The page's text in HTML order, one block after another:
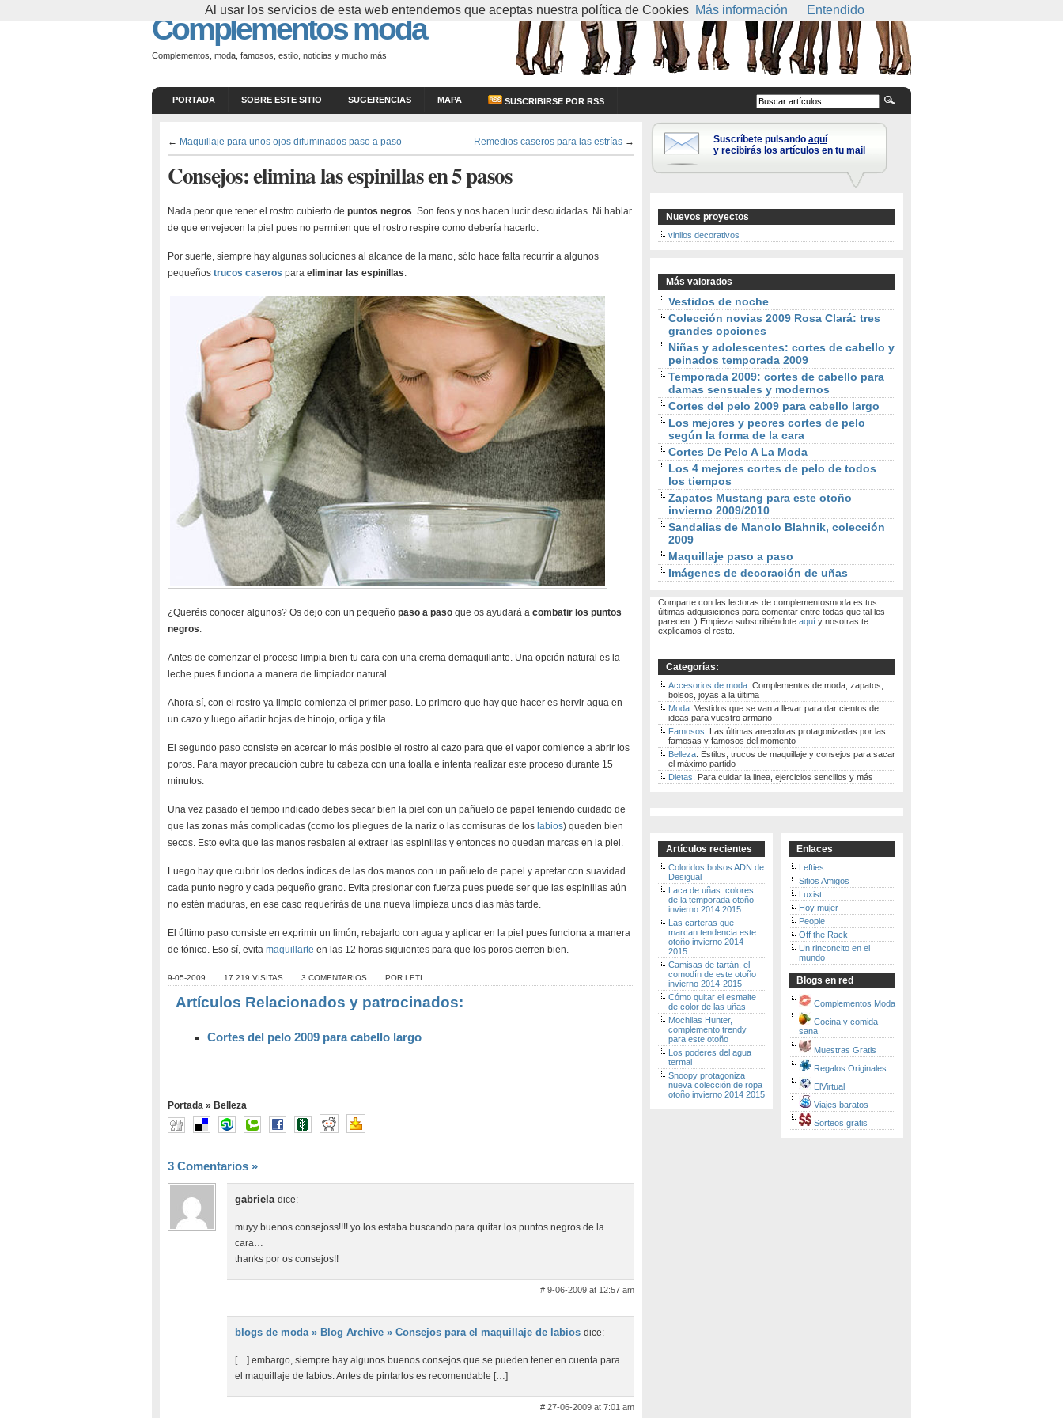
Complementos moda
Complementos, moda, famosos, estilo, noticias y mucho más
PORTADA SOBRE ESTE SITIO SUGERENCIAS MAPA SUSCRIBIRSE POR RSS
← Maquillaje para unos ojos difuminados paso a paso Remedios caseros para las estrías →
Consejos: elimina las espinillas en 5 pasos
Nada peor que tener el rostro cubierto de puntos negros. Son feos y nos hacen lucir descuidadas. Ni hablar
de que envejecen la piel pues no permiten que el rostro respire como debería hacerlo.
Por suerte, siempre hay algunas soluciones al alcance de la mano, sólo hace falta recurrir a algunos
pequeños trucos caseros para eliminar las espinillas.
¿Queréis conocer algunos? Os dejo con un pequeño paso a paso que os ayudará a combatir los puntos
negros.
Antes de comenzar el proceso limpia bien tu cara con una crema demaquillante. Una opción natural es la
leche pues funciona a manera de limpiador natural.
Ahora sí, con el rostro ya limpio comienza el primer paso. Lo primero que hay que hacer es hervir agua en
un cazo y luego añadir hojas de hinojo, ortiga y tila.
El segundo paso consiste en acercar lo más posible el rostro al cazo para que el vapor comience a abrir los
poros. Para mayor precaución cubre tu cabeza con una toalla e intenta realizar este proceso durante 15
minutos.
Una vez pasado el tiempo indicado debes secar bien la piel con un pañuelo de papel teniendo cuidado de
que las zonas más complicadas (como los pliegues de la nariz o las comisuras de los labios) queden bien
secos. Esto evita que las manos resbalen al extraer las espinillas y entonces no quedan marcas en la piel.
Luego hay que cubrir los dedos índices de las dos manos con un pañuelo de papel y apretar con suavidad
cada punto negro y cada pequeño grano. Evita presionar con fuerza pues puede ser que las espinillas aún
no estén maduras, en ese caso requerirás de una nueva limpieza unos días más tarde.
El último paso consiste en exprimir un limón, rebajarlo con agua y aplicar en la piel pues funciona a manera
de tónico. Eso sí, evita maquillarte en las 12 horas siguientes para que los poros cierren bien.
9-05-2009 17.219 VISITAS 3 COMENTARIOS POR LETI
Artículos Relacionados y patrocinados:
Cortes del pelo 2009 para cabello largo
Portada » Belleza
3 Comentarios »
gabriela dice:
muyy buenos consejoss!!!! yo los estaba buscando para quitar los puntos negros de la
cara…
thanks por os consejos!!
# 9-06-2009 at 12:57 am
blogs de moda » Blog Archive » Consejos para el maquillaje de labios dice:
[…] embargo, siempre hay algunos buenos consejos que se pueden tener en cuenta para
el maquillaje de labios. Antes de pintarlos es recomendable […]
# 27-06-2009 at 7:01 am
Suscríbete pulsando aquí
y recibirás los artículos en tu mail
Nuevos proyectos
vinilos decorativos
Más valorados
Vestidos de noche
Colección novias 2009 Rosa Clará: tres
grandes opciones
Niñas y adolescentes: cortes de cabello y
peinados temporada 2009
Temporada 2009: cortes de cabello para
damas sensuales y modernos
Cortes del pelo 2009 para cabello largo
Los mejores y peores cortes de pelo
según la forma de la cara
Cortes De Pelo A La Moda
Los 4 mejores cortes de pelo de todos
los tiempos
Zapatos Mustang para este otoño
invierno 2009/2010
Sandalias de Manolo Blahnik, colección
2009
Maquillaje paso a paso
Imágenes de decoración de uñas
Comparte con las lectoras de complementosmoda.es tus
últimas adquisiciones para comentar entre todas que tal les
parecen :) Empieza subscribiéndote aquí y nosotras te
explicamos el resto.
Categorías:
Accesorios de moda . Complementos de moda, zapatos,
bolsos, joyas a la última
Moda . Vestidos que se van a llevar para dar cientos de
ideas para vuestro armario
Famosos . Las últimas anecdotas protagonizadas por las
famosas y famosos del momento
Belleza . Estilos, trucos de maquillaje y consejos para sacar
el máximo partido
Dietas . Para cuidar la linea, ejercicios sencillos y más
Artículos recientes
Coloridos bolsos ADN de
Desigual
Laca de uñas: colores
de la temporada otoño
invierno 2014 2015
Las carteras que
marcan tendencia este
otoño invierno 2014-
2015
Camisas de tartán, el
comodín de este otoño
invierno 2014-2015
Cómo quitar el esmalte
de color de las uñas
Mochilas Hunter,
complemento trendy
para este otoño
Los poderes del agua
termal
Snoopy protagoniza
nueva colección de ropa
otoño invierno 2014 2015
Enlaces
Lefties
Sitios Amigos
Luxist
Hoy mujer
People
Off the Rack
Un rinconcito en el
mundo
Blogs en red
Complementos Moda
Cocina y comida
sana
Muestras Gratis
Regalos Originales
ElVirtual
Viajes baratos
Sorteos gratis
Al usar los servicios de esta web entendemos que aceptas nuestra política de Cookies Más información Entendido